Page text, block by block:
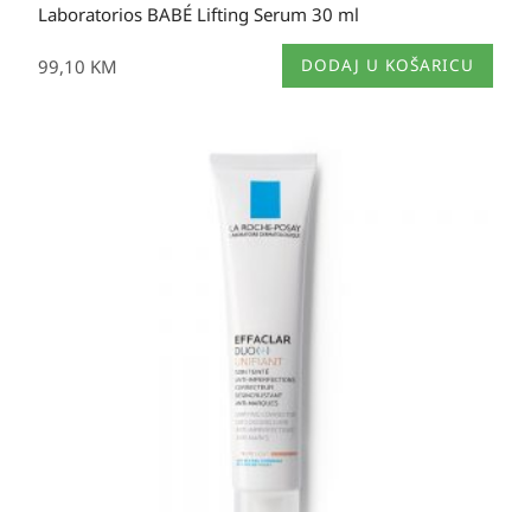
Laboratorios BABÉ Lifting Serum 30 ml
99,10 KM DODAJ U KOŠARICU